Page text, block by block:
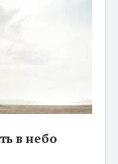
в небо